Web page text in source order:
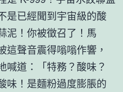
是已經聞到宇宙級的酸
泥！你被徵召了！馬
這聲音震得嗡嗡作響，
喊道：「特務？酸味？
味！是麵粉過度膨脹的